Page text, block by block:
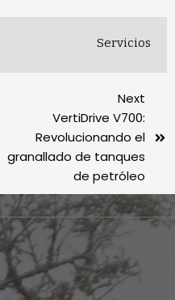
Servicios
Next
VertiDrive V700:
Revolucionando el
granallado de tanques
de petróleo